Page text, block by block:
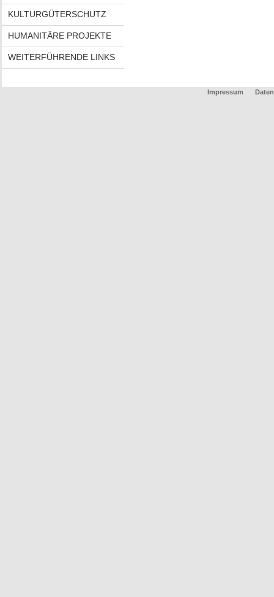
KULTURGÜTERSCHUTZ
HUMANITÄRE PROJEKTE
WEITERFÜHRENDE LINKS
Impressum